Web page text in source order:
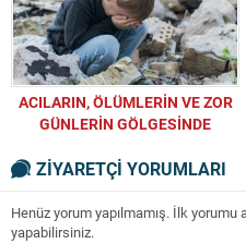
ACILARIN, ÖLÜMLERİN VE ZOR
GÜNLERİN GÖLGESİNDE
ÇALIŞIYORUZ. UNUTMAYALIM
ZİYARETÇİ YORUMLARI
Henüz yorum yapılmamış. İlk yorumu
yapabilirsiniz.